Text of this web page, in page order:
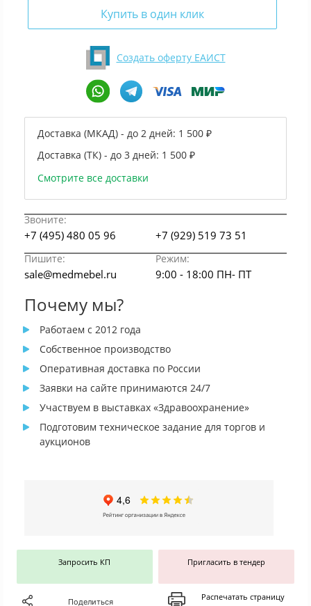
Купить в один клик
Создать оферту ЕАИСТ
Доставка (МКАД) - до 2 дней: 1 500 ₽
Доставка (ТК) - до 3 дней: 1 500 ₽
Смотрите все доставки
Звоните:
+7 (495) 480 05 96 +7 (929) 519 73 51
Пишите: Режим:
sale@medmebel.ru 9:00 - 18:00 ПН- ПТ
Почему мы?
Работаем с 2012 года
Собственное производство
Оперативная доставка по России
Заявки на сайте принимаются 24/7
Участвуем в выставках «Здравоохранение»
Подготовим техническое задание для торгов и
аукционов
Запросить КП Пригласить в тендер
Поделиться Распечатать страницу